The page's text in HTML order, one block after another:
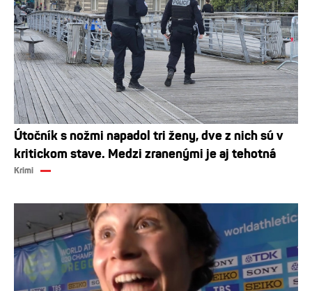
Útočník s nožmi napadol tri ženy, dve z nich sú v
kritickom stave. Medzi zranenými je aj tehotná
Krimi